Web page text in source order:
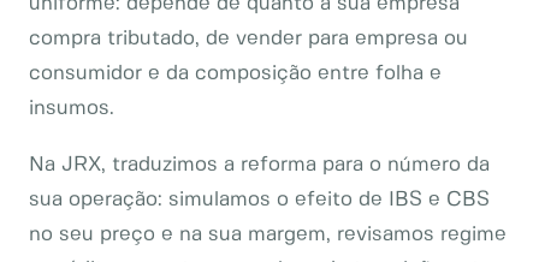
compra tributado, de vender para empresa ou
consumidor e da composição entre folha e
insumos.
Na JRX, traduzimos a reforma para o número da
sua operação: simulamos o efeito de IBS e CBS
no seu preço e na sua margem, revisamos regime